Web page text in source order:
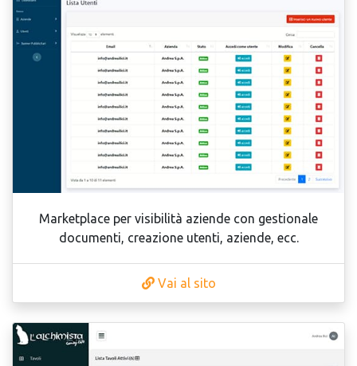
Marketplace per visibilità aziende con gestionale
documenti, creazione utenti, aziende, ecc.
Vai al sito